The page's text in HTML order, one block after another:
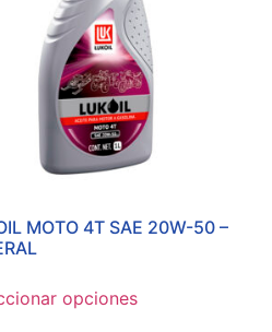
MOTO 4T SAE 20W-50 –
opciones